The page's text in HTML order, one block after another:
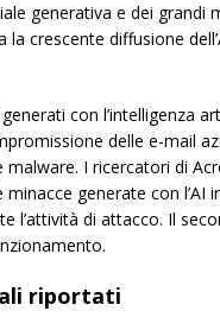
generativa e dei
crescente diffusione
con l’intelligenza
delle e-mail
I ricercatori di
generate con
l’attività di attacco. Il
riportati